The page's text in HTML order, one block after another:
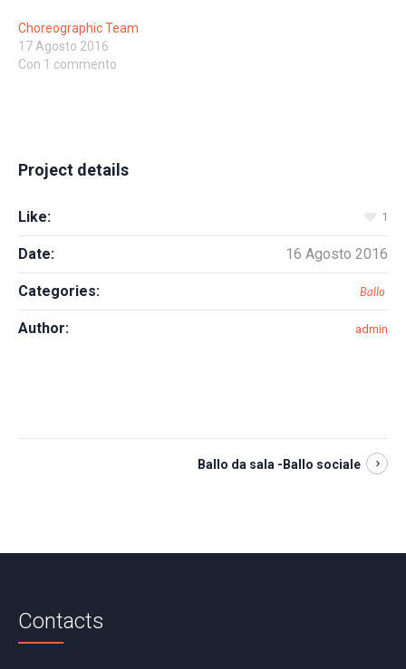
Choreographic Team
17 Agosto 2016
Con 1 commento
Project details
Like: 1
Date: 16 Agosto 2016
Categories: Ballo
Author: admin
Ballo da sala -Ballo sociale
Contacts